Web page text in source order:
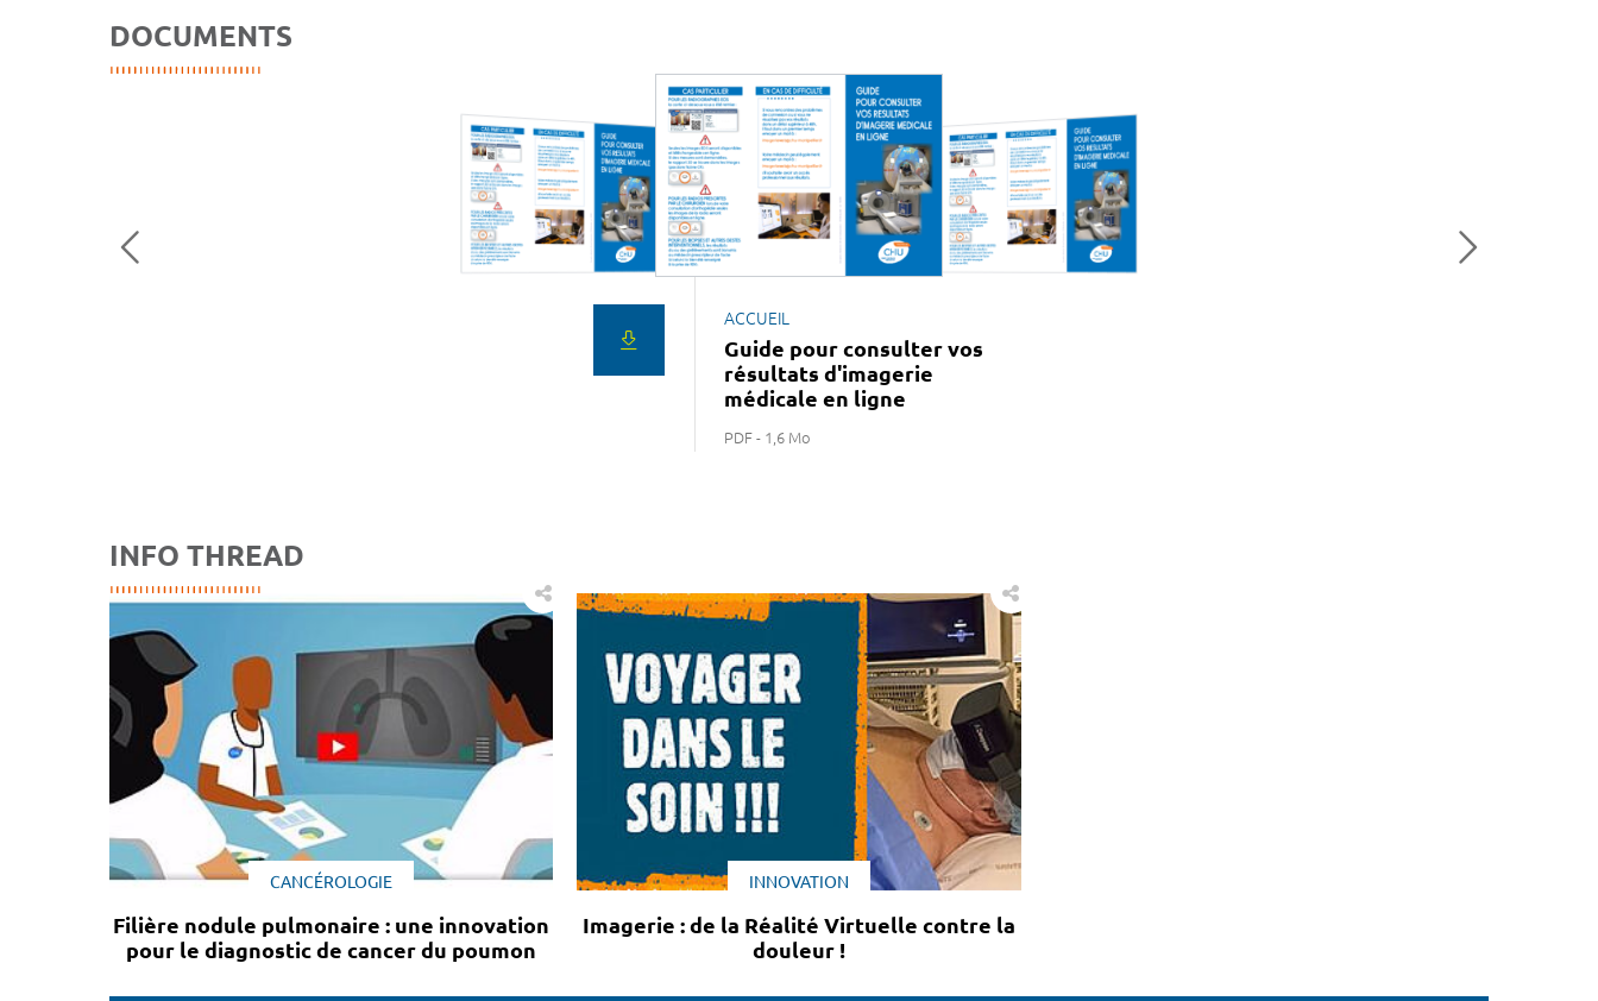
DOCUMENTS
ACCUEIL
Guide pour consulter vos
résultats d'imagerie
médicale en ligne
PDF - 1,6 Mo
INFO THREAD
CANCÉROLOGIE
Filière nodule pulmonaire : une innovation
pour le diagnostic de cancer du poumon
INNOVATION
Imagerie : de la Réalité Virtuelle contre la
douleur !